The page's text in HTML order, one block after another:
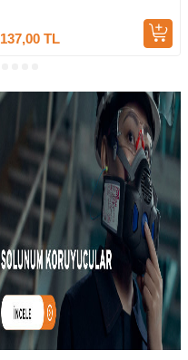
137,00TL